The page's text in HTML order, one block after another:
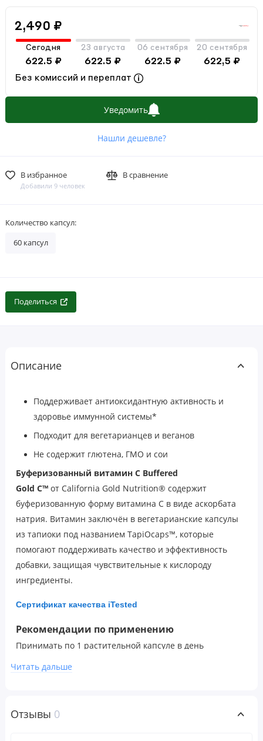
2,490 ₽
Сегодня
622.5 ₽
23 августа
622.5 ₽
06 сентября
622.5 ₽
20 сентября
622,5 ₽
Без комиссий и переплат
Уведомить
Нашли дешевле?
В избранное
Добавили 9 человек
В сравнение
Количество капсул:
60 капсул
Поделиться
Описание
Поддерживает антиоксидантную активность и
здоровье иммунной системы*
Подходит для вегетарианцев и веганов
Не содержит глютена, ГМО и сои
Буферизованный витамин C Buffered
Gold C™ от California Gold Nutrition® содержит
буферизованную форму витамина C в виде аскорбата
натрия. Витамин заключён в вегетарианские капсулы
из тапиоки под названием TapiOcaps™, которые
помогают поддерживать качество и эффективность
добавки, защищая чувствительные к кислороду
ингредиенты.
Сертификат качества iTested
Рекомендации по применению
Принимать по 1 растительной капсуле в день
принимать в соответствии с назначением
Читать дальше
Отзывы 0